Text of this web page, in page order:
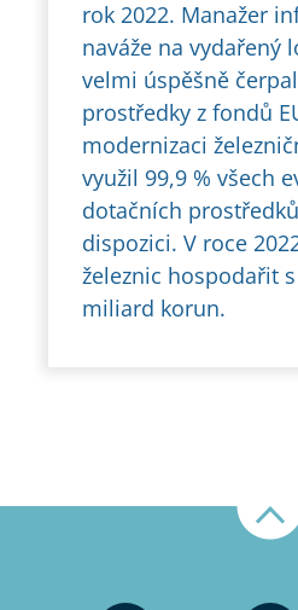
rok 2022. Manažer
naváže na vydařený
velmi úspěšně
prostředky z fondů
modernizaci
využil 99,9 % všech
dotačních
dispozici. V roce
železnic hospodařit
miliard korun.